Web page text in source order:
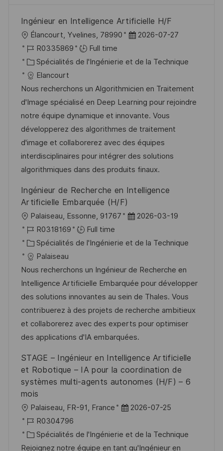
Ingénieur en Intelligence Artificielle H/F
o
c
a
l
i
s
a
t
i
o
Élancourt, Yvelines, 78990
D
t
d
’
a
f
f
i
c
a
e
2026-07-27
R
é
f
é
r
e
n
c
e
d
p
t
R0335869
Full time
C
a
t
é
g
o
r
i
e
Spécialités de l'Ingénierie et de la Technique
Elancourt
Nous recherchons un Algorithmicien en Traitement
d'Image spécialisé en Deep Learning pour rejoindre
notre équipe dynamique et innovante. Vous
développerez des algorithmes de traitement
d'image et collaborerez avec des équipes
interdisciplinaires pour intégrer des solutions
algorithmiques dans des produits finaux.
Ingénieur de Recherche en Intelligence
Artificielle Embarquée (H/F)
o
c
a
l
i
s
a
t
i
n
Palaiseau, Essonne, 91767
D
t
d
’
a
f
f
i
h
e
2026-03-19
R
é
f
é
r
e
n
c
e
u
o
s
t
e
R0318169
Full time
C
a
t
é
g
o
r
i
Spécialités de l'Ingénierie et de la Technique
Palaiseau
Nous recherchons un Ingénieur de Recherche en
Intelligence Artificielle Embarquée pour développer
des solutions innovantes au sein de Thales. Vous
contribuerez à des projets de recherche ambitieux
et collaborerez avec des experts pour optimiser
des applications d'IA embarquées.
STAGE – Ingénieur en Intelligence Artificielle
et Robotique – IA pour la coordination de
systèmes multi-agents autonomes (H/F) – 6
mois
o
c
a
Palaiseau, FR-91, France
D
t
e
2026-07-25
R
é
f
R0304796
C
a
Spécialités de l'Ingénierie et de la Technique
Rejoignez notre équipe en tant qu'Ingénieur en